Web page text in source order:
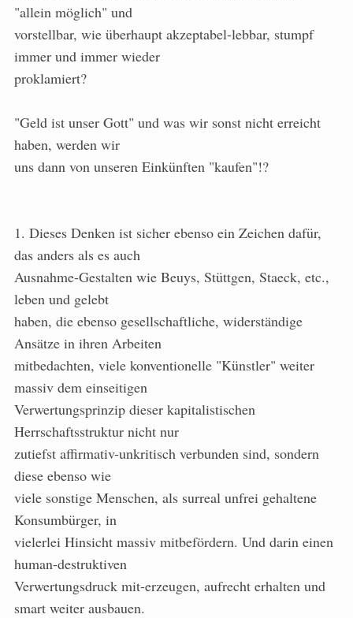
"allein möglich" und
vorstellbar, wie überhaupt akzeptabel-lebbar, stumpf
immer und immer wieder
proklamiert?
"Geld ist unser Gott" und was wir sonst nicht erreicht
haben, werden wir
uns dann von unseren Einkünften "kaufen"!?
1. Dieses Denken ist sicher ebenso ein Zeichen dafür,
das anders als es auch
Ausnahme-Gestalten wie Beuys, Stüttgen, Staeck, etc.,
leben und gelebt
haben, die ebenso gesellschaftliche, widerständige
Ansätze in ihren Arbeiten
mitbedachten, viele konventionelle "Künstler" weiter
massiv dem einseitigen
Verwertungsprinzip dieser kapitalistischen
Herrschaftsstruktur nicht nur
zutiefst affirmativ-unkritisch verbunden sind, sondern
diese ebenso wie
viele sonstige Menschen, als surreal unfrei gehaltene
Konsumbürger, in
vielerlei Hinsicht massiv mitbefördern. Und darin einen
human-destruktiven
Verwertungsdruck mit-erzeugen, aufrecht erhalten und
smart weiter ausbauen.